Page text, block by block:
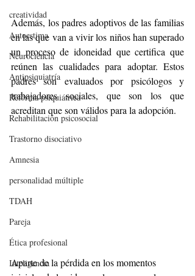
creatividad
Autoestima
Neurociencia
Antipsiquiatría
Reforma psiquiátrica
Rehabilitación psicosocial
Trastorno disociativo
Amnesia
personalidad múltiple
TDAH
Pareja
Ética profesional
Inteligencia
Además, los padres adoptivos de las familias
en las que van a vivir los niños han superado
un proceso de idoneidad que certifica que
reúnen las cualidades para adoptar. Estos
padres son evaluados por psicólogos y
trabajadores sociales, que son los que
acreditan que son válidos para la adopción.
Aparte de la pérdida en los momentos